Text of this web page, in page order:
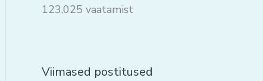
123,025 vaatamist
Viimased postitused